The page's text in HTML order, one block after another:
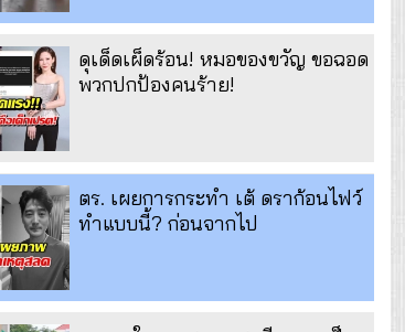
ดุเด็ดเผ็ดร้อน! หมอของขวัญ ขอฉอด
พวกปกป้องคนร้าย!
ตร. เผยการกระทำ เต้ ดราก้อนไฟว์
ทำแบบนี้? ก่อนจากไป